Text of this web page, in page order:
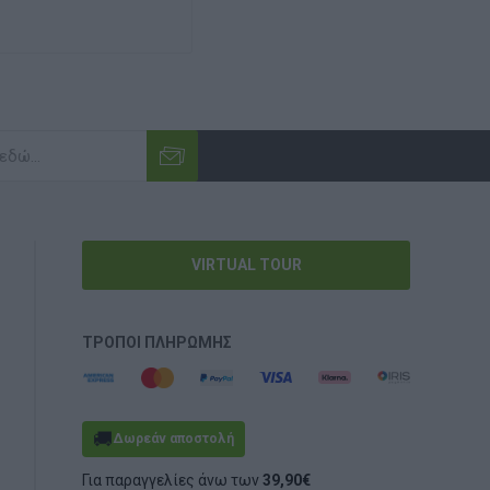
VIRTUAL TOUR
ΤΡΌΠΟΙ ΠΛΗΡΩΜΉΣ
🚚Δωρεάν αποστολή
Για παραγγελίες άνω των39,90€